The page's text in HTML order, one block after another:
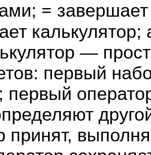
=
калькулятор;
—
первый
первый
принят,